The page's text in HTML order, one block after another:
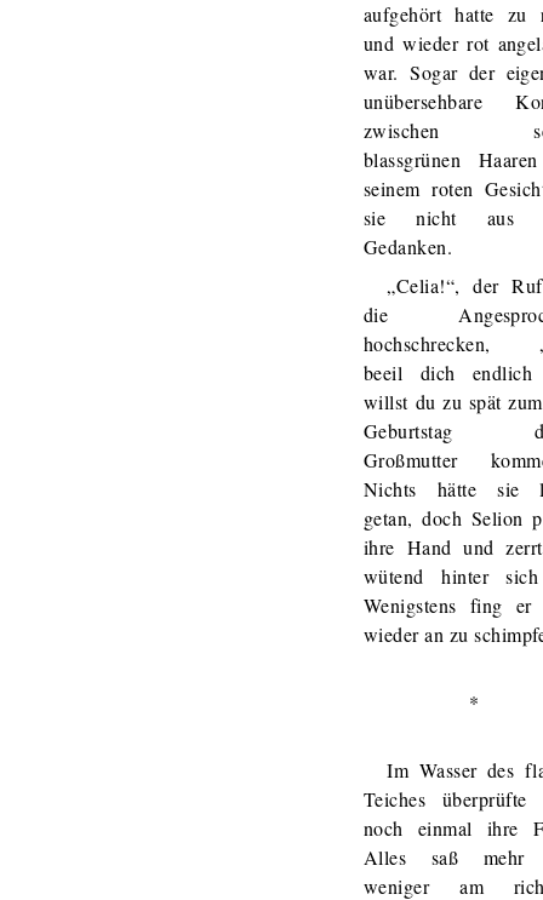
aufgehört hatte zu
und wieder rot
war. Sogar der
unübersehbare
zwischen
blassgrünen
seinem roten
sie nicht aus
Gedanken.
„Celia!“, der
die
hochschrecken,
beeil dich endlich
willst du zu spät
Geburtstag
Großmutter
Nichts hätte sie
getan, doch Selion
ihre Hand und
wütend hinter
Wenigstens fing er
wieder an zu
*
Im Wasser des
Teiches überprüfte
noch einmal ihre
Alles saß mehr
weniger am